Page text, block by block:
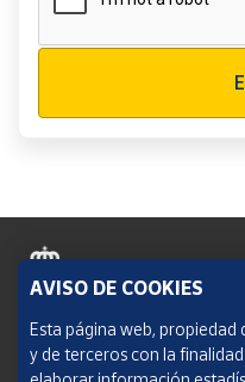
Política de cookies
Aviso legal
AVISO DE COOKIES
Esta página web, propiedad
y de terceros con la